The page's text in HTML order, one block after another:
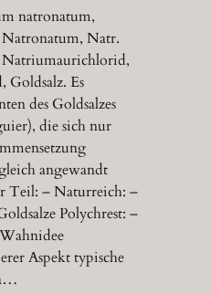
natronatum,
Natr.
Es
des Goldsalzes
die sich nur
angewandt
Teil: – Naturreich: –
Polychrest: –
Aspekt typische